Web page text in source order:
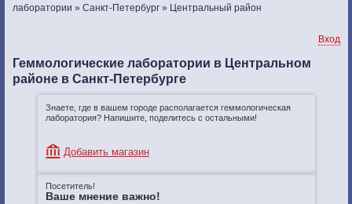
лаборатории » Санкт-Петербург » Центральный район
Вход
Геммологические лаборатории в Центральном
районе в Санкт-Петербурге
Знаете, где в вашем городе располагается геммологическая
лаборатория? Напишите, поделитесь с остальными!
Добавить магазин
Посетитель!
Ваше мнение важно!